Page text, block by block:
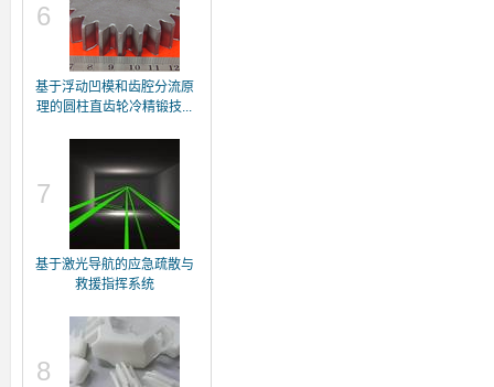
6
基于浮动凹模和齿腔分流原
理的圆柱直齿轮冷精锻技...
7
基于激光导航的应急疏散与
救援指挥系统
8